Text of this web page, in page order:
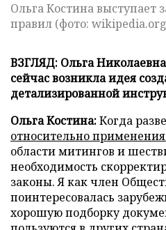
Ольга Костина выступает
правил (фото:
ВЗГЛЯД: Ольга
сейчас возникла идея
детализированной
Ольга Костина:Когда
относительно
области митингов и
необходимость
законы. Я как член
поинтересовалась
хорошую подборку